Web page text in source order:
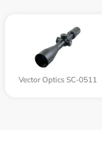
Vector Optics SC-0511